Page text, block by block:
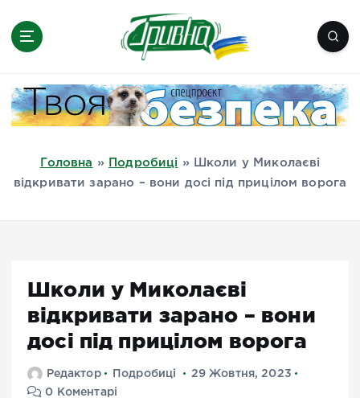
Миколаїв, Одеса, Мелітополь
Головна » Подробиці »
Школи у Миколаєві
відкривати зарано – вони досі під прицілом ворога
Школи у Миколаєві
відкривати зарано – вони
досі під прицілом ворога
Редактор Подробиці
29 Жовтня, 2023
0 Коментарі